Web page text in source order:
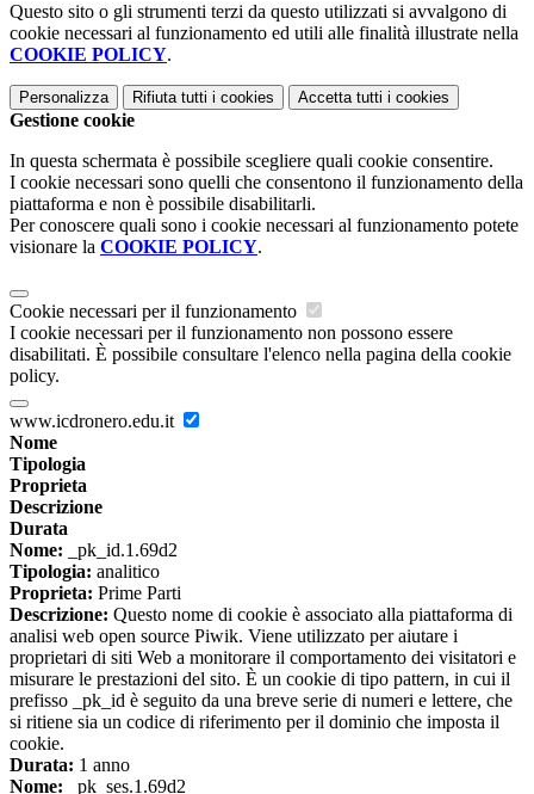
Questo sito o gli strumenti terzi da questo utilizzati si avvalgono di
cookie necessari al funzionamento ed utili alle finalità illustrate nella
COOKIE POLICY.
Personalizza Rifiuta tutti i cookies Accetta tutti i cookies
Gestione cookie
In questa schermata è possibile scegliere quali cookie consentire.
I cookie necessari sono quelli che consentono il funzionamento della
piattaforma e non è possibile disabilitarli.
Per conoscere quali sono i cookie necessari al funzionamento potete
visionare la COOKIE POLICY.
Cookie necessari per il funzionamento
I cookie necessari per il funzionamento non possono essere
disabilitati. È possibile consultare l'elenco nella pagina della cookie
policy.
www.icdronero.edu.it
Nome
Tipologia
Proprieta
Descrizione
Durata
Nome: _pk_id.1.69d2
Tipologia: analitico
Proprieta: Prime Parti
Descrizione: Questo nome di cookie è associato alla piattaforma di
analisi web open source Piwik. Viene utilizzato per aiutare i
proprietari di siti Web a monitorare il comportamento dei visitatori e
misurare le prestazioni del sito. È un cookie di tipo pattern, in cui il
prefisso _pk_id è seguito da una breve serie di numeri e lettere, che
si ritiene sia un codice di riferimento per il dominio che imposta il
cookie.
Durata: 1 anno
Nome: _pk_ses.1.69d2